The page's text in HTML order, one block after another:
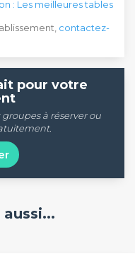
: Les meilleures tables
contactez-
pour votre
à réserver ou